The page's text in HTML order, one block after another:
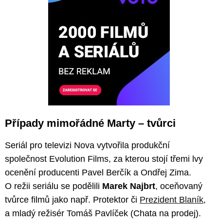
Případy mimořádné Marty – tvůrci
Seriál pro televizi Nova vytvořila produkční
společnost Evolution Films, za kterou stojí třemi lvy
ocenění producenti Pavel Berčík a Ondřej Zima.
O režii seriálu se podělili Marek Najbrt, oceňovaný
tvůrce filmů jako např. Protektor či Prezident Blaník,
a mladý režisér Tomáš Pavlíček (Chata na prodej).